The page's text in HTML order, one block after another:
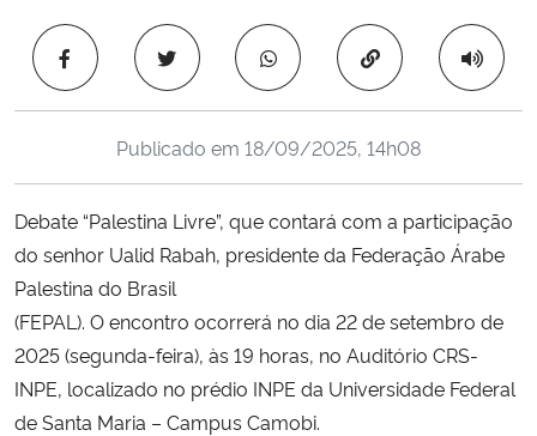
Ministério da Saúde
Ministério de Minas e Energia
Ministério da Ciência, Tecnologia, Inovações e Comunicações
Ministério do Meio Ambiente
Ministério do Desenvolvimento Regional
Controladoria-Geral da União
Copiar para área
Publicado em 18/09/2025, 14h08
Debate “Palestina Livre”, que contará com a participação
do senhor Ualid Rabah, presidente da Federação Árabe
Palestina do Brasil
(FEPAL). O encontro ocorrerá no dia 22 de setembro de
2025 (segunda-feira), às 19 horas, no Auditório CRS-
INPE, localizado no prédio INPE da Universidade Federal
de Santa Maria – Campus Camobi.